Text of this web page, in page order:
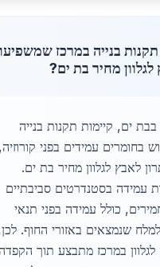
בנייה במרכז
מחיר בת ים?
ים, קיימות תקנות בנייה
בחומרים עמידים בפני קורוזיה,
לאבץ לגלוון מחיר בת ים.
עמידה בסטנדרטים סביבתיים
כולל עמידה בפני תנאי
שנמצאים באזורי החוף.
במרכז מתבצע תוך